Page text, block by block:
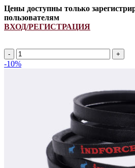
Цены доступны только
пользователям
ВХОД/РЕГИСТРАЦИЯ
A
1370Li/
-10%